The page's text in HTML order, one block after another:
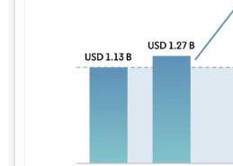
Image